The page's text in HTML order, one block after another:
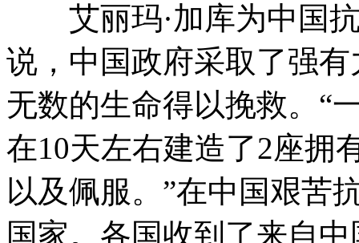
艾丽玛·加库为中国抗
说，中国政府采取了强
无数的生命得以挽救。“
在10天左右建造了2座拥
以及佩服。”在中国艰苦
国家。各国收到了来自